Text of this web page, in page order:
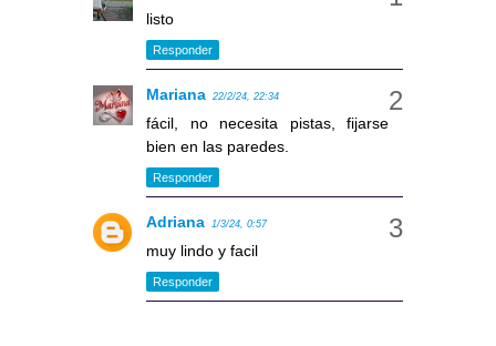
listo
Responder
Mariana 22/2/24, 22:34
fácil, no necesita pistas, fijarse
bien en las paredes.
Responder
Adriana 1/3/24, 0:57
muy lindo y facil
Responder